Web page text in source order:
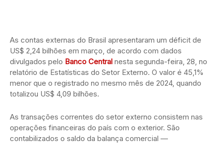
As contas externas do Brasil apresentaram um déficit de
US$ 2,24 bilhões em março, de acordo com dados
divulgados pelo Banco Central nesta segunda-feira, 28, no
relatório de Estatísticas do Setor Externo. O valor é 45,1%
menor que o registrado no mesmo mês de 2024, quando
totalizou US$ 4,09 bilhões.
As transações correntes do setor externo consistem nas
operações financeiras do país com o exterior. São
contabilizados o saldo da balança comercial —